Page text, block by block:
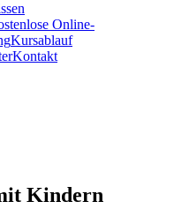
Online-
Kursablauf
Kontakt
Kindern